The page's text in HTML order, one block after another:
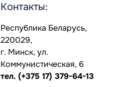
Контакты:
Республика Беларусь,
220029,
г. Минск, ул.
Коммунистическая, 6
тел. (+375 17) 379-64-13